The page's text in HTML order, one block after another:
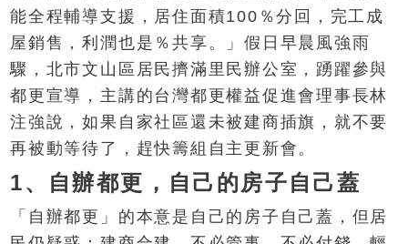
能全程輔導支援，居住面積100％分回，完工成
屋銷售，利潤也是％共享。」假日早晨風強雨
驟，北市文山區居民擠滿里民辦公室，踴躍參與
都更宣導，主講的台灣都更權益促進會理事長林
注強說，如果自家社區還未被建商插旗，就不要
再被動等待了，趕快籌組自主更新會。
1、自辦都更，自己的房子自己蓋
「自辦都更」的本意是自己的房子自己蓋，但居